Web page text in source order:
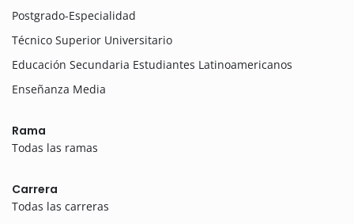
Postgrado-Especialidad
Técnico Superior Universitario
Educación Secundaria Estudiantes Latinoamericanos
Enseñanza Media
Rama
Todas las ramas
Carrera
Todas las carreras